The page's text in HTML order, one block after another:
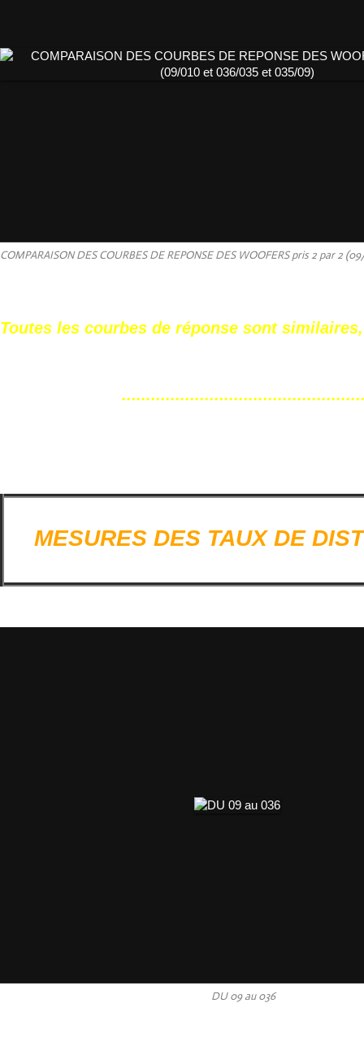
COMPARAISON DES COURBES DE REPONSE DES WOOFERS pris 2 par 2
Toutes les courbes de réponse sont
MESURES DES TAUX DE
DU 09 au 036